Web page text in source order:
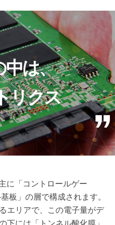
中は、
リクス
に「コントロールゲー
板」の層で構成されます。
エリアで、この電子量がデ
下には「トンネル酸化膜」